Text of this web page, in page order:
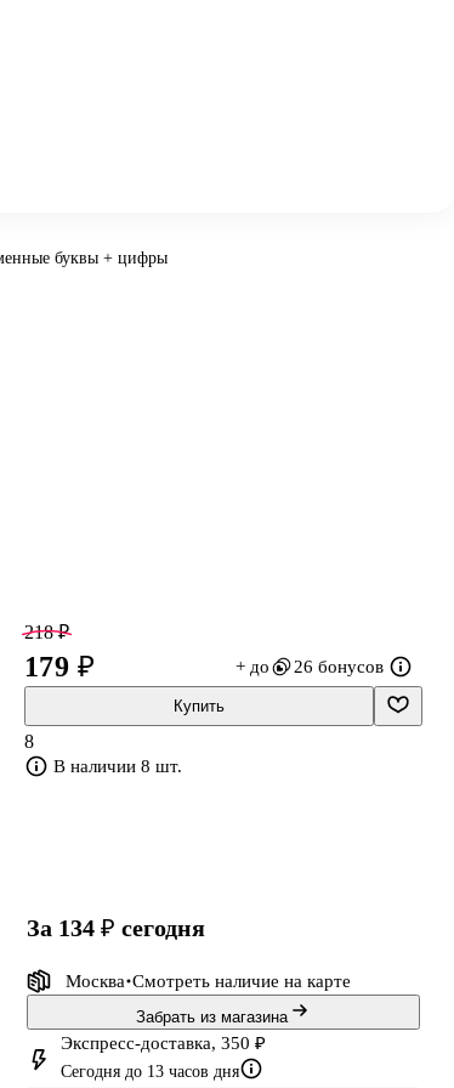
буквы + цифры
218 ₽
179 ₽ + до 26 бонусов
Купить
8
В наличии 8 шт.
за 134 ₽ сегодня
Москва Смотреть наличие на карте
Забрать из магазина
Экспресс-доставка, 350 ₽
Сегодня до 13 часов дня